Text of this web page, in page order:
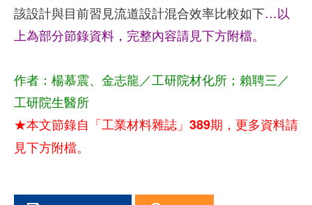
該設計與目前習見流道設計混合效率比較如下…以
上為部分節錄資料，完整內容請見下方附檔。
作者：楊慕震、金志龍／工研院材化所；賴聘三／
工研院生醫所
★本文節錄自「工業材料雜誌」389期，更多資料請
見下方附檔。